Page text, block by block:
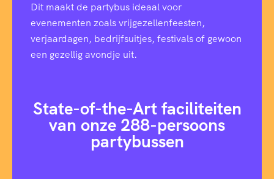
Dit maakt de partybus ideaal voor
evenementen zoals vrijgezellenfeesten,
verjaardagen, bedrijfsuitjes, festivals of gewoon
een gezellig avondje uit.
State-of-the-Art faciliteiten
van onze 288-persoons
partybussen